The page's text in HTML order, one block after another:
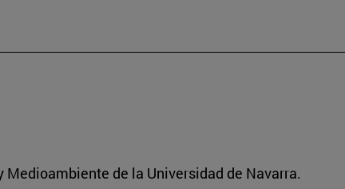
de la Universidad de Navarra.